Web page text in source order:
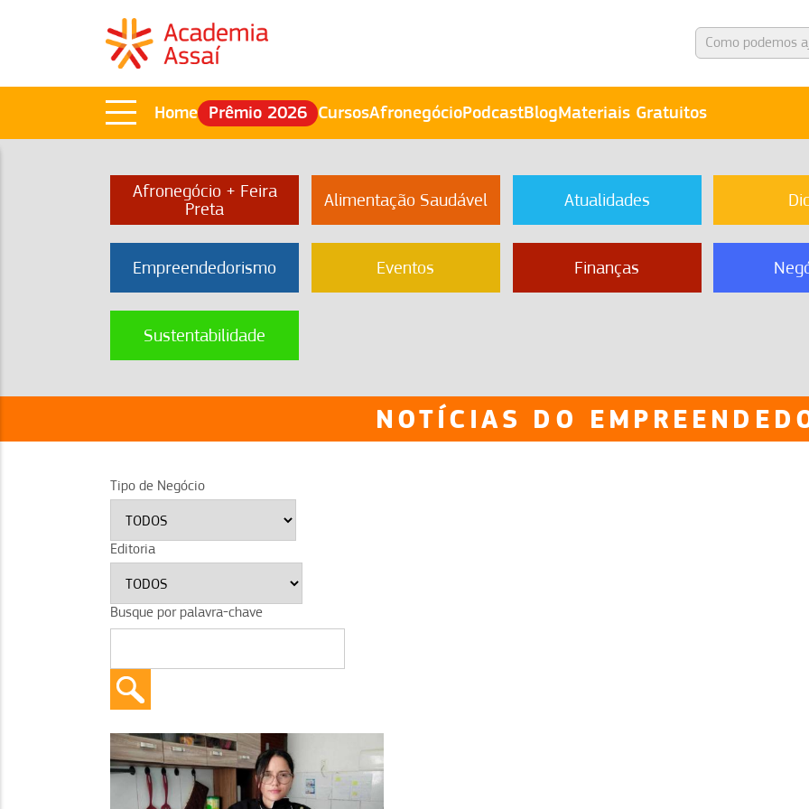
Home Prêmio 2026 CursosAfronegócioPodcastBlogMateriais Gratuitos
Afronegócio + Feira
Preta
Alimentação Saudável Atualidades
Empreendedorismo Eventos Finanças
Sustentabilidade
NOTÍCIAS DO
Tipo de Negócio
Editoria
Busque por palavra-chave